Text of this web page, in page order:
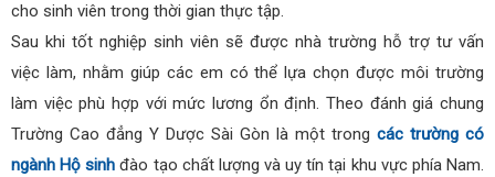
cho sinh viên trong thời gian thực tập.
Sau khi tốt nghiệp sinh viên sẽ được nhà trường hỗ trợ tư vấn
việc làm, nhằm giúp các em có thể lựa chọn được môi trường
làm việc phù hợp với mức lương ổn định. Theo đánh giá chung
Trường Cao đẳng Y Dược Sài Gòn là một trong các trường có
ngành Hộ sinh đào tạo chất lượng và uy tín tại khu vực phía Nam.